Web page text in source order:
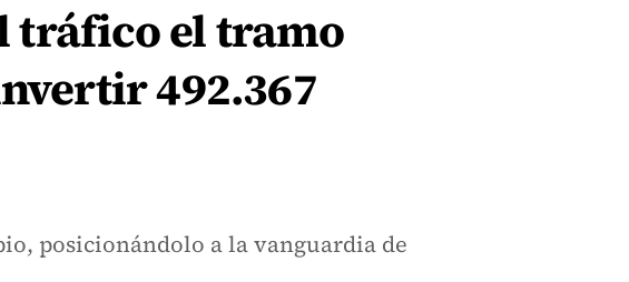
tráfico el tramo
492.367
posicionándolo a la vanguardia de